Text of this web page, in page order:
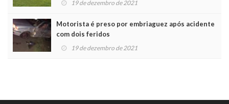
19 de dezembro de 2021
Motorista é preso por embriaguez após acidente
com dois feridos
19 de dezembro de 2021